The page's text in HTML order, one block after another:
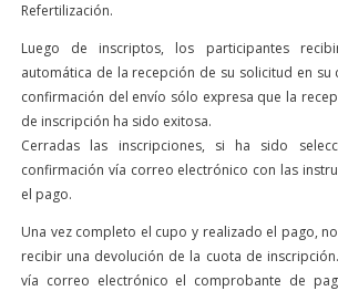
Refertilización.
Luego de inscriptos, los participantes
automática de la recepción de su solicitud en su
confirmación del envío sólo expresa que la
de inscripción ha sido exitosa.
Cerradas las inscripciones, si ha sido
confirmación vía correo electrónico con las
el pago.
Una vez completo el cupo y realizado el pago,
recibir una devolución de la cuota de
vía correo electrónico el comprobante de